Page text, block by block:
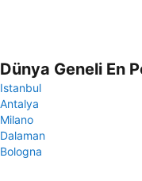
Dünya Geneli En
Istanbul
Antalya
Milano
Dalaman
Bologna